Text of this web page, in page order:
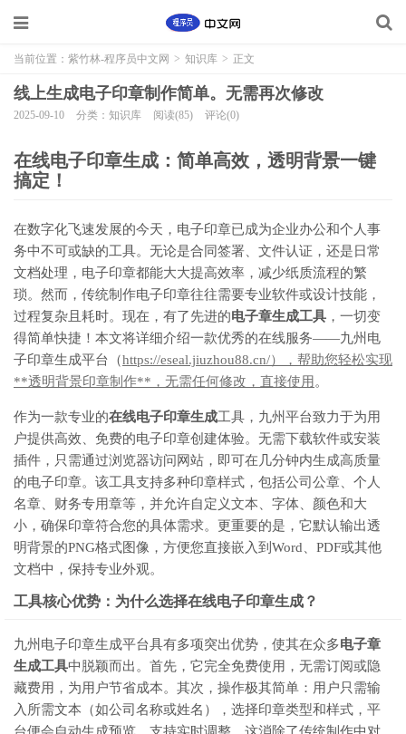
当前位置： 紫竹林-程序员中文网 > 知识库 > 正文
线上生成电子印章制作简单。无需再次修改
2025-09-10 分类：知识库 阅读(85) 评论(0)
在线电子印章生成：简单高效，透明背景一键
搞定！
在数字化飞速发展的今天，电子印章已成为企业办公和个人事
务中不可或缺的工具。无论是合同签署、文件认证，还是日常
文档处理，电子印章都能大大提高效率，减少纸质流程的繁
琐。然而，传统制作电子印章往往需要专业软件或设计技能，
过程复杂且耗时。现在，有了先进的电子章生成工具 ，一切变
得简单快捷！本文将详细介绍一款优秀的在线服务——九州电
子印章生成平台（https://eseal.jiuzhou88.cn/），帮助您轻松实现
**透明背景印章制作**，无需任何修改，直接使用 。
作为一款专业的在线电子印章生成工具，九州平台致力于为用
户提供高效、免费的电子印章创建体验。无需下载软件或安装
插件，只需通过浏览器访问网站，即可在几分钟内生成高质量
的电子印章。该工具支持多种印章样式，包括公司公章、个人
名章、财务专用章等，并允许自定义文本、字体、颜色和大
小，确保印章符合您的具体需求。更重要的是，它默认输出透
明背景的PNG格式图像，方便您直接嵌入到Word、PDF或其他
文档中，保持专业外观。
工具核心优势：为什么选择在线电子印章生成？
九州电子印章生成平台具有多项突出优势，使其在众多电子章
生成工具中脱颖而出。首先，它完全免费使用，无需订阅或隐
藏费用，为用户节省成本。其次，操作极其简单：用户只需输
入所需文本（如公司名称或姓名），选择印章类型和样式，平